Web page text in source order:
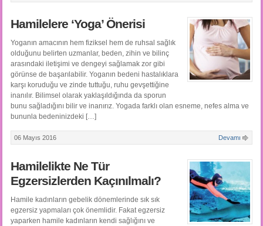
Hamilelere ‘Yoga’ Önerisi
Yoganın amacının hem fiziksel hem de ruhsal sağlık
olduğunu belirten uzmanlar, beden, zihin ve bilinç
arasındaki iletişimi ve dengeyi sağlamak zor gibi
görünse de başarılabilir. Yoganın bedeni hastalıklara
karşı koruduğu ve zinde tuttuğu, ruhu gevşettiğine
inanılır. Bilimsel olarak yaklaşıldığında da sporun
bunu sağladığını bilir ve inanırız. Yogada farklı olan esneme, nefes alma ve
bununla bedeninizdeki […]
06 Mayıs 2016 Devamı
Hamilelikte Ne Tür
Egzersizlerden Kaçınılmalı?
Hamile kadınların gebelik dönemlerinde sık sık
egzersiz yapmaları çok önemlidir. Fakat egzersiz
yaparken hamile kadınların kendi sağlığını ve